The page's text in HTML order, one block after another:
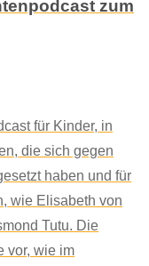
zum
für Kinder, in
die sich gegen
haben und für
wie Elisabeth von
Tutu. Die
vor, wie im